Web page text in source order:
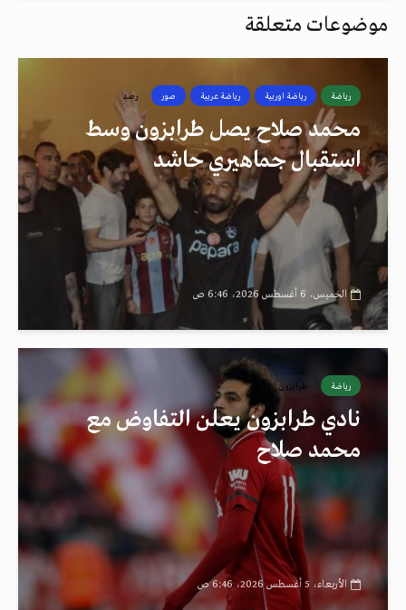
موضوعات متعلقة
رياضة رياضة اوربية رياضة عربية صور رصد
محمد صلاح يصل طرابزون وسط
استقبال جماهيري حاشد
الخميس، 6 أغسطس 2026، 6:46 ص
رياضة طرابزون
نادي طرابزون يعلن التفاوض مع
محمد صلاح
الأربعاء، 5 أغسطس 2026، 6:46 ص